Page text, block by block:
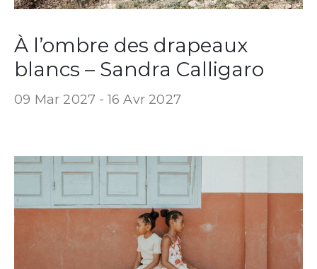
À l’ombre des drapeaux
blancs – Sandra Calligaro
09 Mar 2027 - 16 Avr 2027